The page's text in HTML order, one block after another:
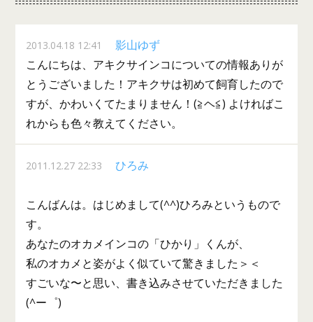
2013.04.18 12:41
影山ゆず
こんにちは、アキクサインコについての情報ありが
とうございました！アキクサは初めて飼育したので
すが、かわいくてたまりません！(≧ヘ≦) よければこ
れからも色々教えてください。
2011.12.27 22:33 ひろみ
こんばんは。はじめまして(^^)ひろみというもので
す。
あなたのオカメインコの「ひかり」くんが、
私のオカメと姿がよく似ていて驚きました＞＜
すごいな〜と思い、書き込みさせていただきました
(^ー゜)